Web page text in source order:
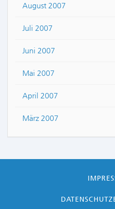
August 2007
Juli 2007
Juni 2007
Mai 2007
April 2007
März 2007